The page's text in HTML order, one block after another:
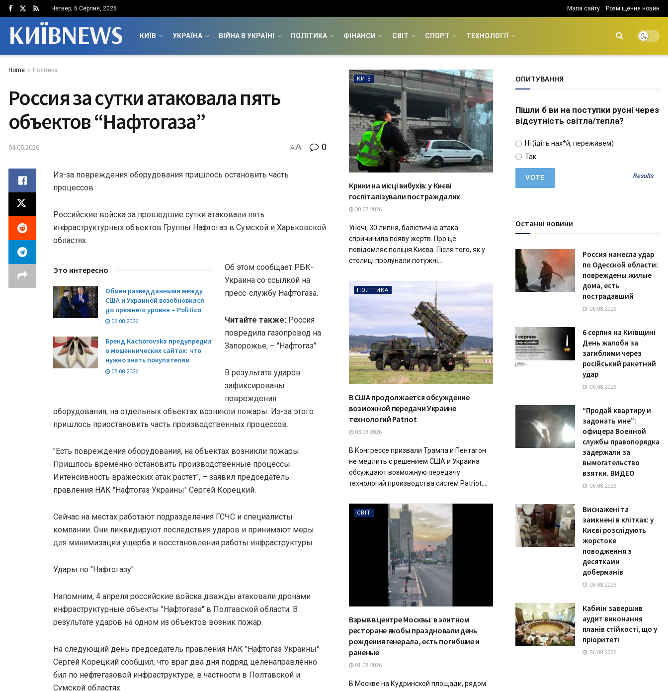
Четвер, 6 Серпня, 2026 Мапа сайту Розміщення новин
КИЇВNEWS КИЇВ УКРАЇНА ВІЙНА В УКРАЇНІ ПОЛІТИКА ФІНАНСИ СВІТ СПОРТ ТЕХНОЛОГІЇ
Home Політика
Россия за сутки атаковала пять
объектов “Нафтогаза”
04.05.2026 AA 0
Из-за повреждения оборудования пришлось остановить часть
процессов
Российские войска за прошедшие сутки атаковали пять
инфраструктурных объектов Группы Нафтогаз в Сумской и Харьковской
областях.
Это интересно
Обмен разведданными между
США и Украиной возобновился
до прежнего уровня – Politico
06.08.2026
Бренд Kachorovska предупредил
о мошеннических сайтах: что
нужно знать покупателям
05.08.2026
Об этом сообщает РБК-
Украина со ссылкой на
пресс-службу Нафтогаза.
Читайте также: Россия
повредила газопровод на
Запорожье, – "Нафтогаз"
В результате ударов
зафиксированы
повреждения
оборудования, на отдельных объектах возникли пожары. Из-за этого
пришлось приостановить часть производственных процессов.
"Есть повреждения оборудования, на объектах возникли пожары.
Пришлось временно остановить производственные процессы.
Интенсивность вражеских атак растет", – заявил председатель
правления НАК "Нафтогаз Украины" Сергей Корецкий.
Сейчас на местах работают подразделения ГСЧС и специалисты
компании. Они ликвидируют последствия ударов и принимают меры
для минимизации ущерба и восстановления работы инфраструктуры.
Удары по "Нафтогазу"
Напомним, 4 апреля российские войска дважды атаковали дронами
инфраструктурные объекты "Нафтогаза" в Полтавской области. В
результате ударов на одном из объектов возник пожар.
На следующий день председатель правления НАК "Нафтогаз Украины"
Сергей Корецкий сообщил, что враг два дня подряд целенаправленно
бил по нефтегазовой инфраструктуре, в частности в Полтавской и
Сумской областях.
КИЇВ
Крики на місці вибухів: у Києві
госпіталізували постраждалих
30.07.2026
Уночі, 30 липня, балістична атака
спричинила появу жертв. Про це
повідомляє поліція Києва. Після того, як у
столиці пролунали потужні...
ПОЛІТИКА
В США продолжается обсуждение
возможной передачи Украине
технологий Patriot
03.08.2026
В Конгрессе призвали Трампа и Пентагон
не медлить с решением США и Украина
обсуждают возможную передачу
технологий производства систем Patriot....
СВІТ
Взрыв в центре Москвы: в элитном
ресторане якобы праздновали день
рождения генерала, есть погибшие и
раненые
01.08.2026
В Москве на Кудринской площади, рядом
ОПИТУВАННЯ
Пішли б ви на поступки русні через
відсутність світла/тепла?
Ні (ідіть нах*й, переживем)
Так
Results
Останні новини
Россия нанесла удар
по Одесской области:
повреждены жилые
дома, есть
пострадавший
06.08.2026
6 серпня на Київщині
День жалоби за
загиблими через
російський ракетний
удар
06.08.2026
“Продай квартиру и
задонать мне”:
офицера Военной
службы правопорядка
задержали за
вымогательство
взятки. ВИДЕО
06.08.2026
Виснажені та
замкнені в клітках: у
Києві розслідують
жорстоке
поводження з
десятками
доберманів
06.08.2026
Кабмін завершив
аудит виконання
планів стійкості, що у
пріоритеті
06.08.2026